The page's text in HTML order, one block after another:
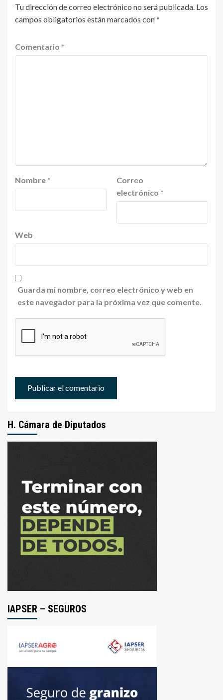
Tu dirección de correo electrónico no será publicada. Los
campos obligatorios están marcados con*
Comentario *
Nombre *
Correo
electrónico *
Web
Guarda mi nombre, correo electrónico y web en
este navegador para la próxima vez que comente.
H. Cámara de Diputados
IAPSER – SEGUROS